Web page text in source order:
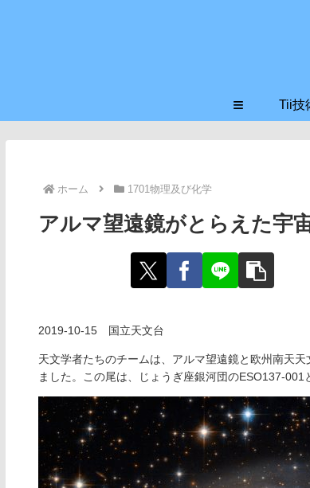
≡ Tii技
ホーム 1701物理及び化学
アルマ望遠鏡がとらえた宇
2019-10-15 国立天文台
天文学者たちのチームは、アルマ望遠鏡と欧州南天
ました。この尾は、じょうぎ座銀河団のESO137-